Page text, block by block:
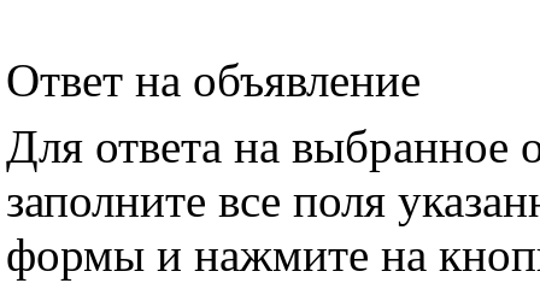
Ответ на объявление
Для ответа на выбранное
заполните все поля
формы и нажмите на